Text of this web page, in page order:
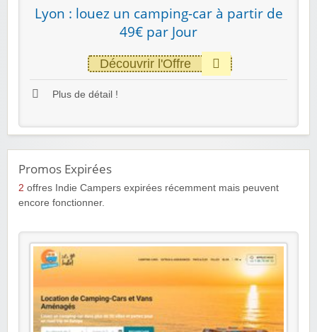
Lyon : louez un camping-car à partir de
49€ par Jour
Découvrir l'Offre
Plus de détail !
Promos Expirées
2 offres Indie Campers expirées récemment mais peuvent
encore fonctionner.